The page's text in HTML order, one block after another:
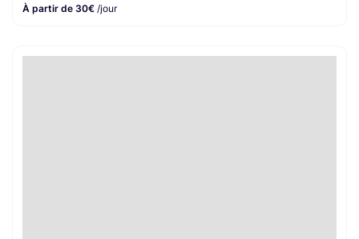
À partir de 30€ /jour